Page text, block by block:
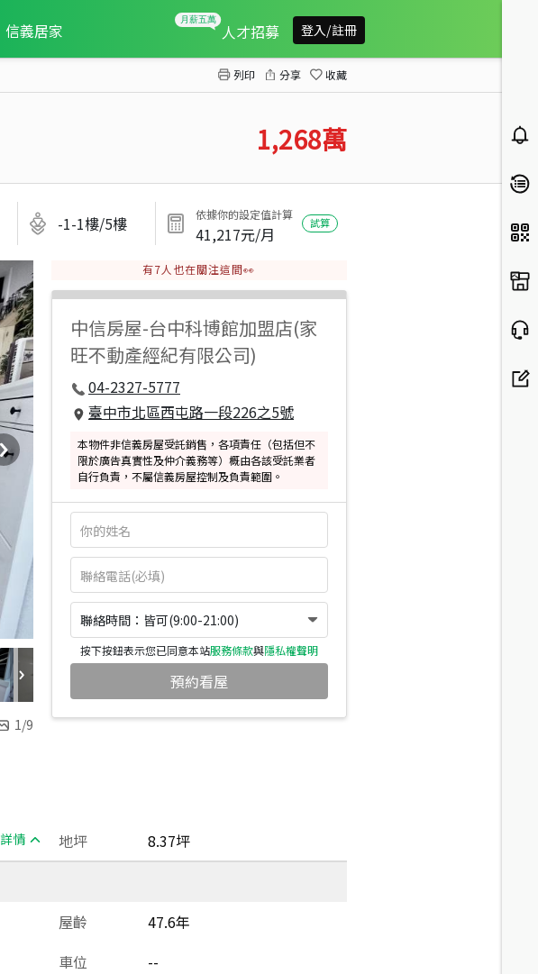
信義居家 人才招募 登入/註冊
列印 分享 收藏
1,268萬
-1-1樓/5樓 依據你的設定值計算
41,217元/月
試算
1/9
有7人也在關注這間👀
中信房屋-台中科博館加盟店(家
旺不動產經紀有限公司)
04-2327-5777
臺中市北區西屯路一段226之5號
本物件非信義房屋受託銷售，各項責任（包括但不
限於廣告真實性及仲介義務等）概由各該受託業者
自行負責，不屬信義房屋控制及負責範圍。
聯絡時間：皆可(9:00-21:00)
按下按鈕表示您已同意本站服務條款與隱私權聲明
預約看屋
詳情 地坪
8.37坪
屋齡
47.6年
車位
--